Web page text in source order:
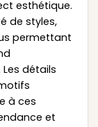
esthétique.
de styles,
permettant
détails
à ces
et